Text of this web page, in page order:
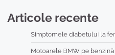
Articole recente
Simptomele diabetului la
Motoarele BMW pe